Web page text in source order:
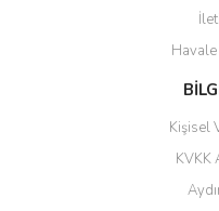
Kişisel
KVKK